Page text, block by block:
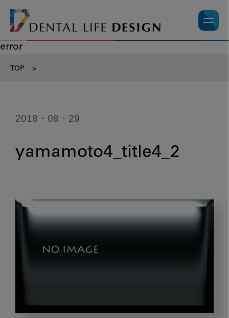
error
TOP >
2018・08・29
yamamoto4_title4_2